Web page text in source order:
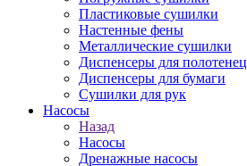
Пластиковые сушилки
Настенные фены
Металлические сушилки
Диспенсеры для полотенец
Диспенсеры для бумаги
Сушилки для рук
Насосы
Назад
Насосы
Дренажные насосы